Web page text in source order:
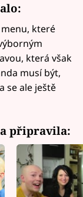
které
která však
musí být,
se ale ještě
připravila: